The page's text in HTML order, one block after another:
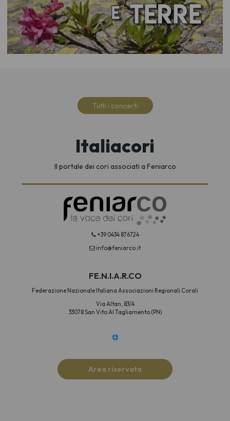
Tutti i concerti
Italiacori
Il portale dei cori associati a Feniarco
+39 0434 876724
info@feniarco.it
FE.N.I.A.R.CO
Federazione Nazionale Italiana Associazioni Regionali Corali
Via Altan, 83/4
33078 San Vito Al Tagliamento (PN)
Area riservata